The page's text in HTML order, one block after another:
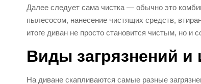
Далее следует сама чистка — обычно это
пылесосом, нанесение чистящих средств,
итоге диван не просто становится чистым, но и
Виды загрязнений и
На диване скапливаются самые разные